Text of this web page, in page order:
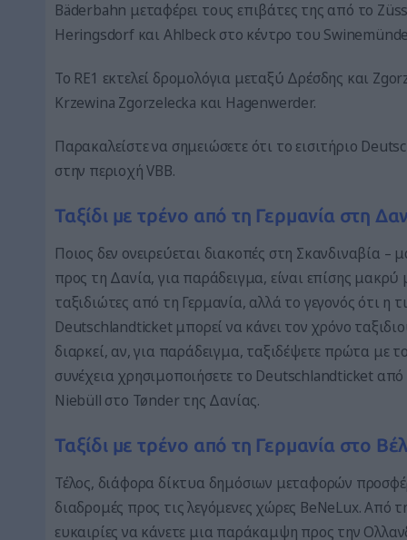
Bäderbahn μεταφέρει τους επιβάτες της από το
Heringsdorf και Ahlbeck στο κέντρο του
Το RE1 εκτελεί δρομολόγια μεταξύ Δρέσδης και
Krzewina Zgorzelecka και Hagenwerder.
Παρακαλείστε να σημειώσετε ότι το εισιτήριο
στην περιοχή VBB.
Ταξίδι με τρένο από τη Γερμανία στη
Ποιος δεν ονειρεύεται διακοπές στη Σκανδιναβία
προς τη Δανία, για παράδειγμα, είναι επίσης μακρύ
ταξιδιώτες από τη Γερμανία, αλλά το γεγονός ότι η
Deutschlandticket μπορεί να κάνει τον χρόνο
διαρκεί, αν, για παράδειγμα, ταξιδέψετε πρώτα με
συνέχεια χρησιμοποιήσετε το Deutschlandticket
Niebüll στο Tønder της Δανίας.
Ταξίδι με τρένο από τη Γερμανία στο
Τέλος, διάφορα δίκτυα δημόσιων μεταφορών
διαδρομές προς τις λεγόμενες χώρες BeNeLux. Από
ευκαιρίες να κάνετε μια παράκαμψη προς την